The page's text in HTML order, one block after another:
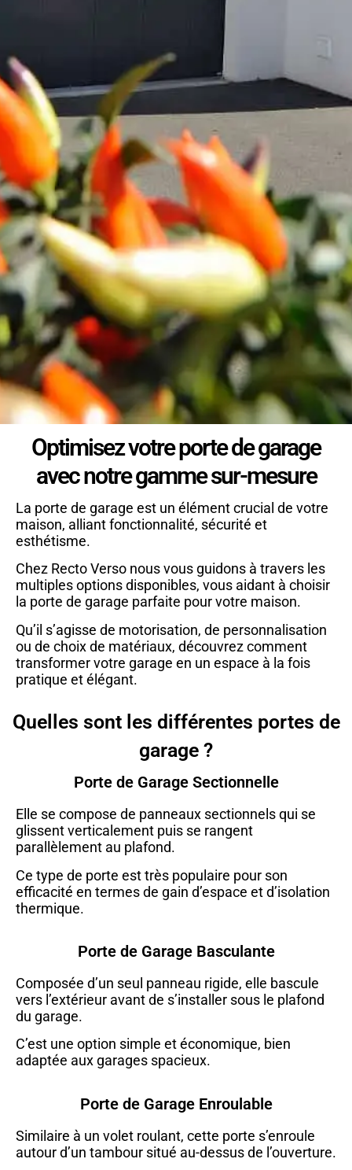
Optimisez votre porte de garage
avec notre gamme sur-mesure
La porte de garage est un élément crucial de votre
maison, alliant fonctionnalité, sécurité et
esthétisme.
Chez Recto Verso nous vous guidons à travers les
multiples options disponibles, vous aidant à choisir
la porte de garage parfaite pour votre maison.
Qu’il s’agisse de motorisation, de personnalisation
ou de choix de matériaux, découvrez comment
transformer votre garage en un espace à la fois
pratique et élégant.
Quelles sont les différentes portes de
garage ?
Porte de Garage Sectionnelle
Elle se compose de panneaux sectionnelsqui se
glissent verticalement puis se rangent
parallèlement au plafond.
Ce type de porte est très populaire pour son
efficacité en termes de gain d’espace et d’isolation
thermique.
Porte de Garage Basculante
Composée d’un seul panneau rigide, elle bascule
vers l’extérieur avant de s’installer sous le plafond
du garage.
C’est une option simple et économique, bien
adaptée aux garages spacieux.
Porte de Garage Enroulable
Similaire à un volet roulant, cette porte s’enroule
autour d’un tambour situé au-dessus de l’ouverture.